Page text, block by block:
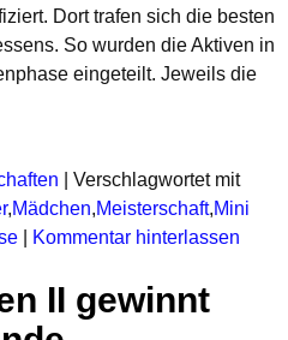
Dort trafen sich die besten
So wurden die Aktiven in
eingeteilt. Jeweils die
Verschlagwortet mit
,Mädchen,Meisterschaft,Mini
| Kommentar hinterlassen
II gewinnt